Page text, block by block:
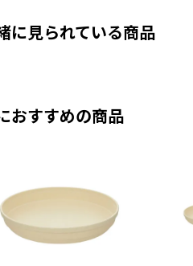
に見られている商品
おすすめの商品